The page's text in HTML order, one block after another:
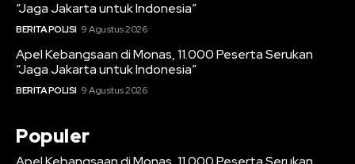
“Jaga Jakarta untuk Indonesia”
BERITA POLISI 9 Agustus 2026
Apel Kebangsaan di Monas, 11.000 Peserta Serukan
“Jaga Jakarta untuk Indonesia”
BERITA POLISI 9 Agustus 2026
Populer